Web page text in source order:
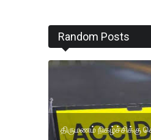
Random Posts
திருமணம்